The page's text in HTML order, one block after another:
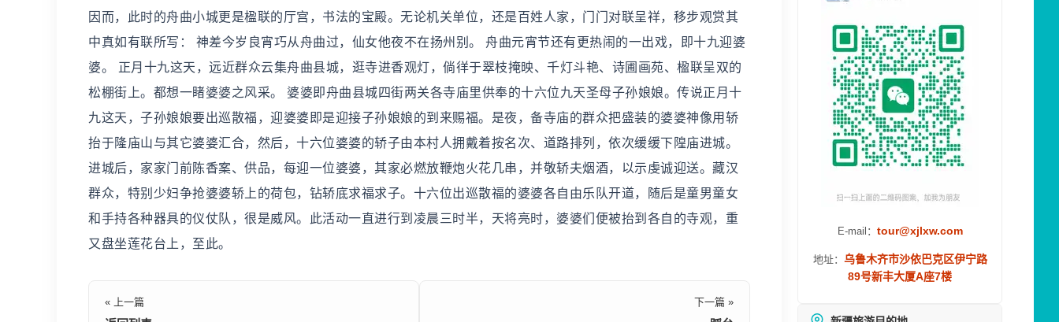
因而，此时的舟曲小城更是楹联的厅宫，书法的宝殿。无论机关单位，还是百姓人家，门门对联呈祥，移步观赏其
中真如有联所写： 神差今岁良宵巧从舟曲过，仙女他夜不在扬州别。 舟曲元宵节还有更热闹的一出戏，即十九迎婆
婆。 正月十九这天，远近群众云集舟曲县城，逛寺进香观灯，倘徉于翠枝掩映、千灯斗艳、诗圃画苑、楹联呈双的
松棚街上。都想一睹婆婆之风采。 婆婆即舟曲县城四街两关各寺庙里供奉的十六位九天圣母子孙娘娘。传说正月十
九这天，子孙娘娘要出巡散福，迎婆婆即是迎接子孙娘娘的到来赐福。是夜，备寺庙的群众把盛装的婆婆神像用轿
抬于隆庙山与其它婆婆汇合，然后，十六位婆婆的轿子由本村人拥戴着按名次、道路排列，依次缓缓下隍庙进城。
进城后，家家门前陈香案、供品，每迎一位婆婆，其家必燃放鞭炮火花几串，并敬轿夫烟酒，以示虔诚迎送。藏汉
群众，特别少妇争抢婆婆轿上的荷包，钻轿底求福求子。十六位出巡散福的婆婆各自由乐队开道，随后是童男童女
和手持各种器具的仪仗队，很是威风。此活动一直进行到凌晨三时半，天将亮时，婆婆们便被抬到各自的寺观，重
又盘坐莲花台上，至此。
« 上一篇 下一篇 »
E-mail： tour@xjlxw.com
地址： 乌鲁木齐市沙依巴克区伊宁路
89号新丰大厦A座7楼